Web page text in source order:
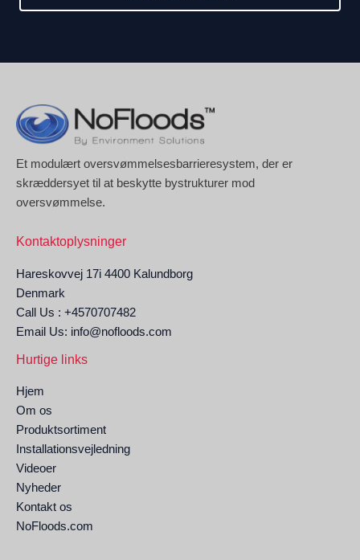
Et modulært oversvømmelsesbarrieresystem, der er
skræddersyet til at beskytte bystrukturer mod
oversvømmelse.
Kontaktoplysninger
Hareskovvej 17i 4400 Kalundborg
Denmark
Call Us : +4570707482
Email Us: info@nofloods.com
Hurtige links
Hjem
Om os
Produktsortiment
Installationsvejledning
Videoer
Nyheder
Kontakt os
NoFloods.com